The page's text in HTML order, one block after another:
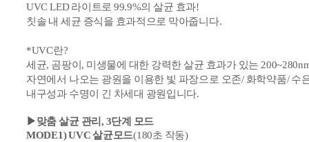
UVC LED 라이트로 99.9%의 살균 효과!
칫솔 내 세균 증식을 효과적으로 막아줍니다.
*UVC란?
세균, 곰팡이, 미생물에 대한 강력한 살균 효과가 있는
자연에서 나오는 광원을 이용한 빛 파장으로 오존/ 화학약품/ 수
내구성과 수명이 긴 차세대 광원입니다.
▶맞춤 살균 관리, 3단계 모드
MODE1) UVC 살균모드(180초 작동)